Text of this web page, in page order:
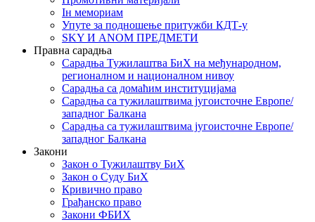
Iн мемориам
Упуте за подношење притужби КДТ-у
SKY И ANOM ПРЕДМЕТИ
Правна сарадња
Сарадња Тужилаштва БиХ на међународном,
регионалном и националном нивоу
Сарадња са домаћим институцијама
Сарадња са тужилаштвима југоисточне Европе/
западног Балкана
Сарадња са тужилаштвима југоисточне Европе/
западног Балкана
Закони
Закон о Тужилаштву БиХ
Закон о Суду БиХ
Кривично право
Грађанско право
Закони ФБИХ